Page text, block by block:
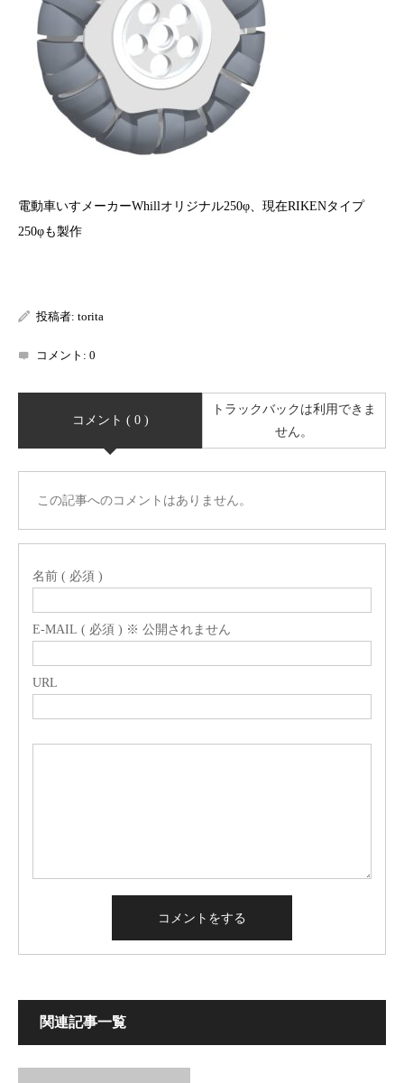
電動車いすメーカーWhillオリジナル250φ、現在RIKENタイプ
250φも製作
投稿者: torita
コメント: 0
コメント ( 0 )
トラックバックは利用できま
せん。
この記事へのコメントはありません。
名前 ( 必須 )
E-MAIL ( 必須 ) ※ 公開されません
URL
関連記事一覧